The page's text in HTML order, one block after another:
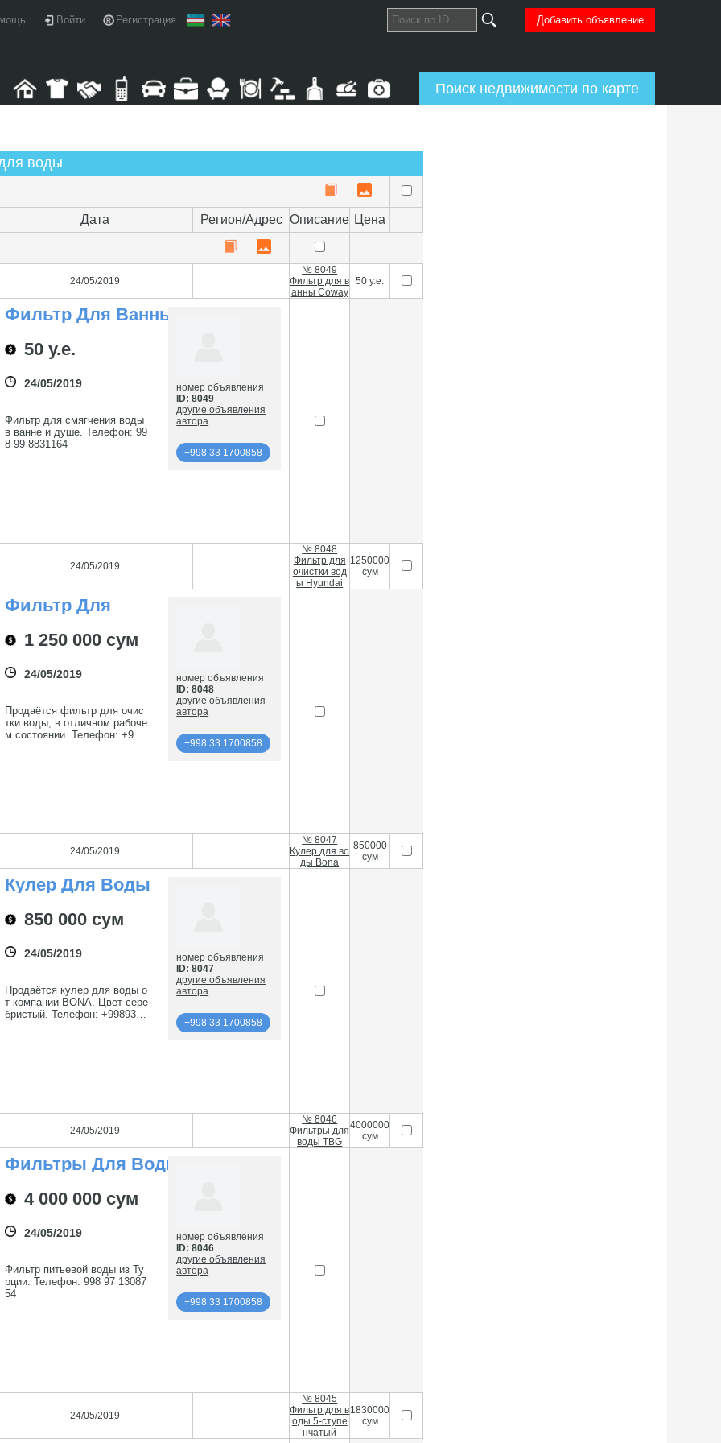
Войти Регистрация Добавить объявление
Поиск недвижимости по карте
воды
Дата Регион/Адрес Описание Цена
24/05/2019
№ 8049
Фильтр для в
анны Coway
50 у.е.
Фильтр Для Ванны
50 у.е.
24/05/2019
Фильтр для смягчения воды
в ванне и душе. Телефон: 99
8 99 8831164
номер объявления
ID: 8049
другие объявления
автора
+998 33 1700858
24/05/2019
№ 8048
Фильтр для
очистки вод
ы Hyundai
1250000
сум
Фильтр Для
Hyundai
1 250 000 сум
24/05/2019
Продаётся фильтр для очис
тки воды, в отличном рабоче
м состоянии. Телефон: +998
номер объявления
ID: 8048
другие объявления
автора
+998 33 1700858
24/05/2019
№ 8047
Кулер для во
ды Bona
850000
сум
Кулер Для Воды
850 000 сум
24/05/2019
Продаётся кулер для воды о
т компании BONA. Цвет сере
бристый. Телефон: +99893 5
номер объявления
ID: 8047
другие объявления
автора
+998 33 1700858
24/05/2019
№ 8046
Фильтры для
воды TBG
4000000
сум
Фильтры Для Воды
4 000 000 сум
24/05/2019
Фильтр питьевой воды из Ту
рции. Телефон: 998 97 13087
54
номер объявления
ID: 8046
другие объявления
автора
+998 33 1700858
24/05/2019
№ 8045
Фильтр для в
оды 5-ступе
нчатый
1830000
сум